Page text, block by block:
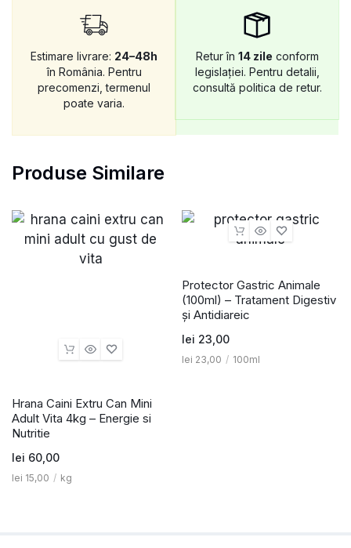
Estimare livrare: 24–48h
în România. Pentru
precomenzi, termenul
poate varia.
Retur în 14 zile conform
legislației. Pentru detalii,
consultă politica de retur.
Produse Similare
Hrana Caini Extru Can Mini
Adult Vita 4kg – Energie si
Nutritie
lei 60,00
lei 15,00 / kg
Protector Gastric Animale
(100ml) – Tratament Digestiv
și Antidiareic
lei 23,00
lei 23,00 / 100ml